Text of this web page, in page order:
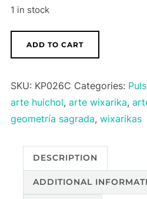
1 in stock
de
quantity
ADD TO CART
SKU: KP026C Categories:
arte huichol, arte wixarika,
geometría sagrada, wixarikas
DESCRIPTION
ADDITIONAL